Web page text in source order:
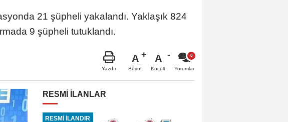
21 şüpheli yakalandı. Yaklaşık 824
9 şüpheli tutuklandı.
Yazdır
A
Büyüt
A
Küçült Yorumlar
RESMİ İLANLAR
RESMİ İLANDIR